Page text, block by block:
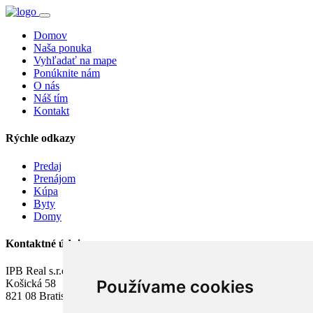
Používame cookies
Domov
Naša ponuka
Vyhľadať na mape
Ponúknite nám
O nás
Náš tím
Kontakt
Rýchle odkazy
Predaj
Prenájom
Kúpa
Byty
Domy
Kontaktné údaje
IPB Real s.r.o.
Košická 58
821 08 Bratislava